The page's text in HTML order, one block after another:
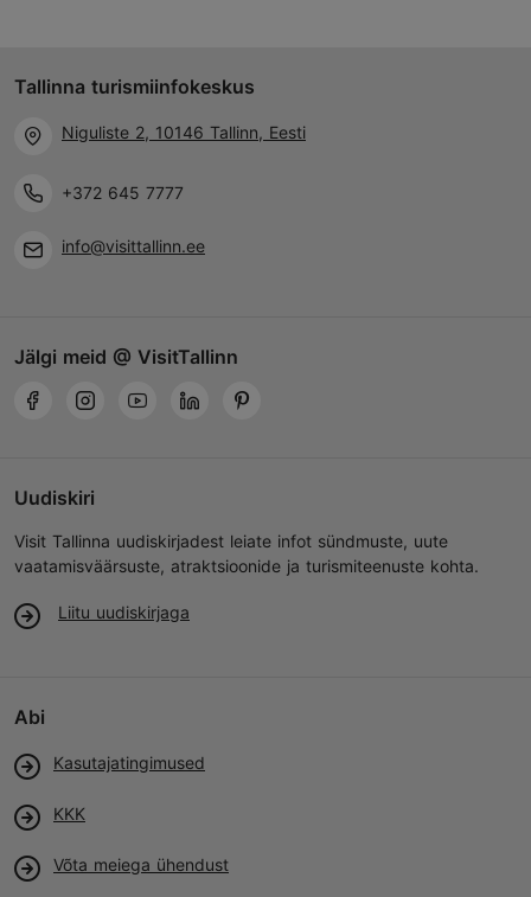
Tallinna turismiinfokeskus
Niguliste 2, 10146 Tallinn, Eesti
+372 645 7777
info@visittallinn.ee
Jälgi meid @ VisitTallinn
Uudiskiri
Visit Tallinna uudiskirjadest leiate infot sündmuste, uute
vaatamisväärsuste, atraktsioonide ja turismiteenuste kohta.
Liitu uudiskirjaga
Abi
Kasutajatingimused
KKK
Võta meiega ühendust